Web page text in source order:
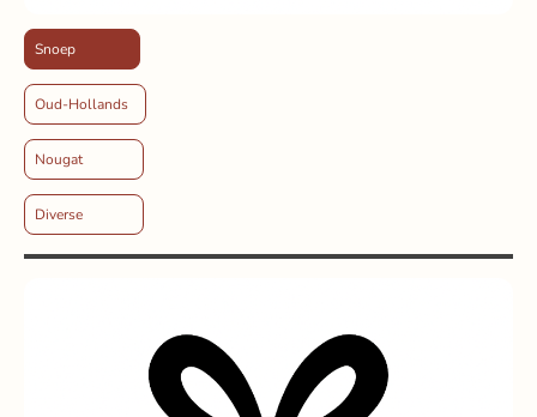
Snoep
Oud-Hollands
Nougat
Diverse